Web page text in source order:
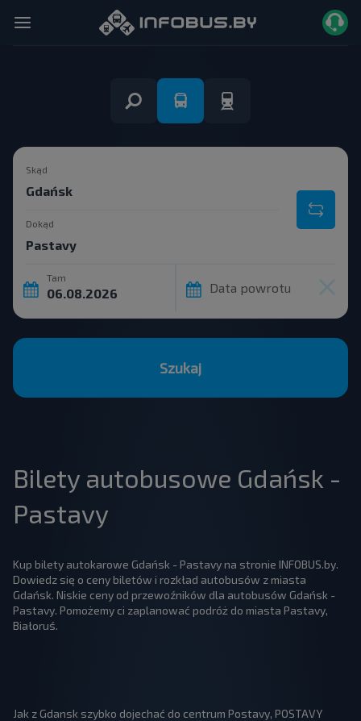
Skąd
Dokąd
Tam
Data powrotu
Szukaj
Bilety autobusowe Gdańsk -
Pastavy
Kup bilety autokarowe Gdańsk - Pastavy na stronie INFOBUS.by.
Dowiedz się o ceny biletów i rozkład autobusów z miasta
Gdańsk. Niskie ceny od przewoźników dla autobusów Gdańsk -
Pastavy. Pomożemy ci zaplanować podróż do miasta Pastavy,
Białoruś.
Jak z Gdansk szybko dojechać do centrum Postavy, POSTAVY